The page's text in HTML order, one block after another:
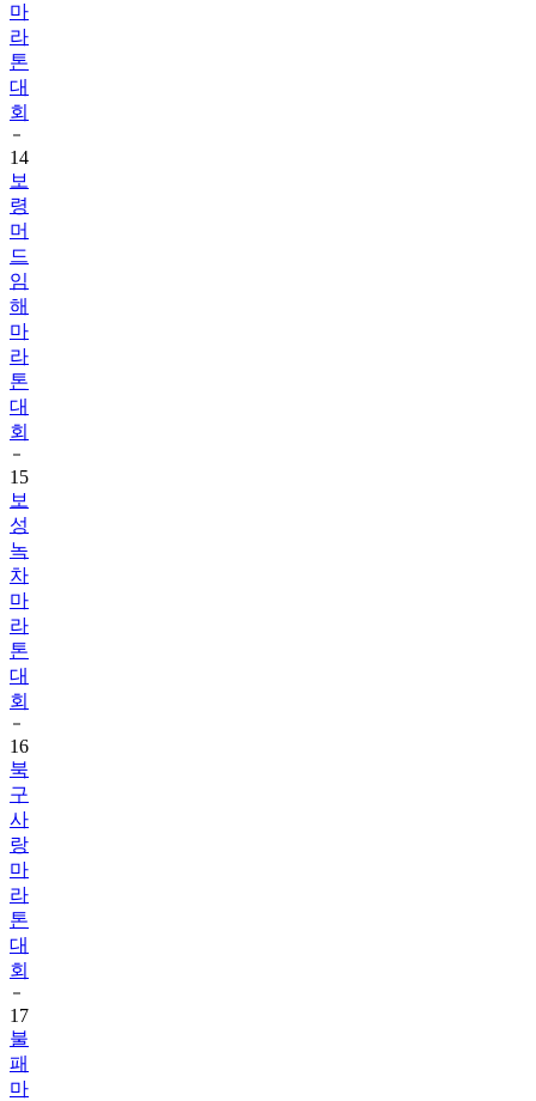
마
라
톤
대
회
14
보
령
머
드
임
해
마
라
톤
대
회
15
보
성
녹
차
마
라
톤
대
회
16
북
구
사
랑
마
라
톤
대
회
17
불
패
마